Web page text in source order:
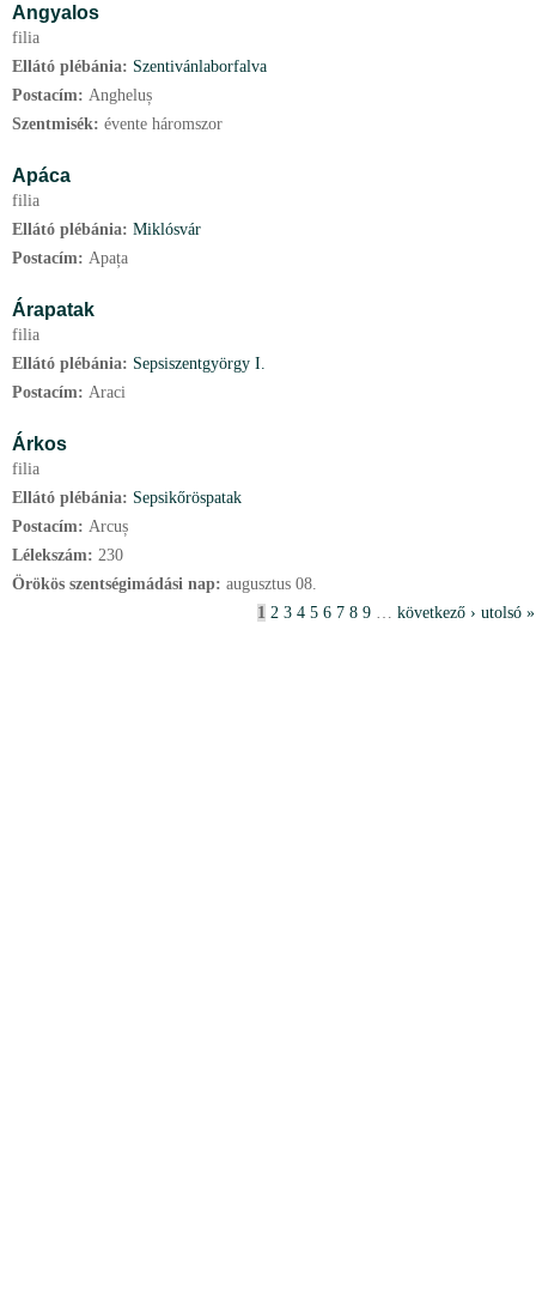
Angyalos
filia
Ellátó plébánia: Szentivánlaborfalva
Postacím: Angheluș
Szentmisék: évente háromszor
Apáca
filia
Ellátó plébánia: Miklósvár
Postacím: Apața
Árapatak
filia
Ellátó plébánia: Sepsiszentgyörgy I.
Postacím: Araci
Árkos
filia
Ellátó plébánia: Sepsikőröspatak
Postacím: Arcuș
Lélekszám: 230
Örökös szentségimádási nap: augusztus 08.
1 2 3 4 5 6 7 8 9 … következő › utolsó »